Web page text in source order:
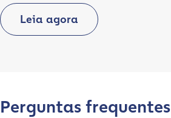
Leia agora
Perguntas frequentes